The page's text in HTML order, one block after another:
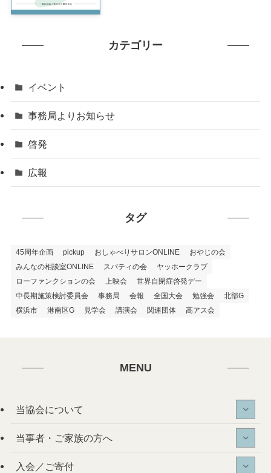
カテゴリー
イベント
事務局よりお知らせ
啓発
広報
タグ
45周年企画 pickup おしゃべりサロンONLINE
おやじの会
みんなの相談室ONLINE
スパティの会
ヤッホークラブ
ローファンクションの会
上映会
世界自閉症啓発デー
中長期施策検討委員会
事務局 会報 全国大会 勉強会
北部G
横浜市
港南区G 見学会 講演会 関連団体 高アス会
MENU
当協会について
当事者・ご家族の方へ
入会／ご寄付